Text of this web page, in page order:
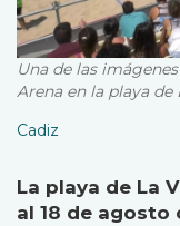
Una de las
Arena en la playa de
Cadiz
La playa de La
al 18 de